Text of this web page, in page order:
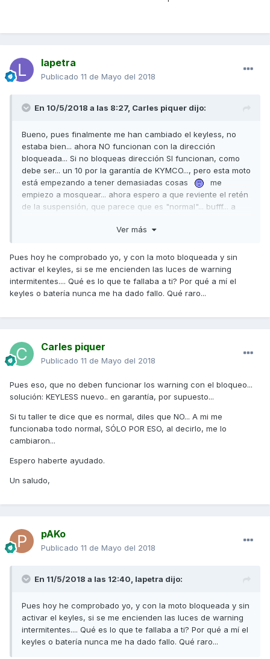
lapetra
Publicado 11 de Mayo del 2018
En 10/5/2018 a las 8:27, Carles piquer dijo:
Bueno, pues finalmente me han cambiado el keyless, no
estaba bien... ahora NO funcionan con la dirección
bloqueada... Si no bloqueas dirección SI funcionan, como
debe ser... un 10 por la garantía de KYMCO..., pero esta moto
está empezando a tener demasiadas cosas
me
empiezo a mosquear... ahora espero a que reviente el retén
de la suspensión, que parece que es "normal"... bufff... a
Ver más
Pues hoy he comprobado yo, y con la moto bloqueada y sin
activar el keyles, si se me encienden las luces de warning
intermitentes.... Qué es lo que te fallaba a ti? Por qué a mí el
keyles o batería nunca me ha dado fallo. Qué raro...
Carles piquer
Publicado 11 de Mayo del 2018
Pues eso, que no deben funcionar los warning con el bloqueo...
solución: KEYLESS nuevo.. en garantía, por supuesto...
Si tu taller te dice que es normal, diles que NO... A mi me
funcionaba todo normal, SÓLO POR ESO, al decirlo, me lo
cambiaron...
Espero haberte ayudado.
Un saludo,
pAKo
Publicado 11 de Mayo del 2018
En 11/5/2018 a las 12:40, lapetra dijo:
Pues hoy he comprobado yo, y con la moto bloqueada y sin
activar el keyles, si se me encienden las luces de warning
intermitentes.... Qué es lo que te fallaba a ti? Por qué a mí el
keyles o batería nunca me ha dado fallo. Qué raro...